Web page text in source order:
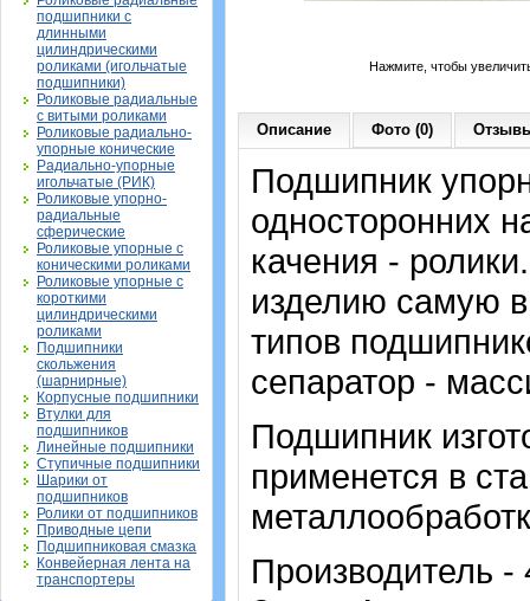
подшипники с
длинными
цилиндрическими
роликами (игольчатые
подшипники)
Роликовые радиальные
с витыми роликами
Роликовые радиально-
упорные конические
Радиально-упорные
игольчатые (РИК)
Роликовые упорно-
радиальные
сферические
Роликовые упорные с
коническими роликами
Роликовые упорные с
короткими
цилиндрическими
роликами
Подшипники
скольжения
(шарнирные)
Корпусные подшипники
Втулки для
подшипников
Линейные подшипники
Ступичные подшипники
Шарики от
подшипников
Ролики от подшипников
Приводные цепи
Подшипниковая смазка
Конвейерная лента на
транспортеры
Нажмите, чтобы
Описание Фото (0)
Подшипник
односторонних
качения -
изделию самую
типов
сепаратор -
Подшипник
применется в
Производитель -